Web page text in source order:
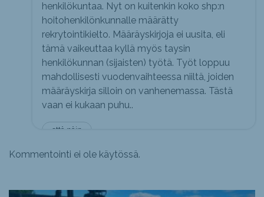
että näin
henkilökuntaa. Nyt on kuitenkin koko shp:n
hoitohenkilönkunnalle määrätty
rekrytointikielto. Määräyskirjoja ei uusita, eli
tämä vaikeuttaa kyllä myös taysin
henkilökunnan (sijaisten) työtä. Työt loppuu
mahdollisesti vuodenvaihteessa niiltä, joiden
määräyskirja silloin on vanhenemassa. Tästä
vaan ei kukaan puhu..
Kommentointi ei ole käytössä.